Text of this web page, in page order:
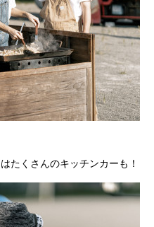
たくさんのキッチンカーも！